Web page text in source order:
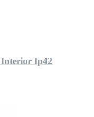
Interior Ip42